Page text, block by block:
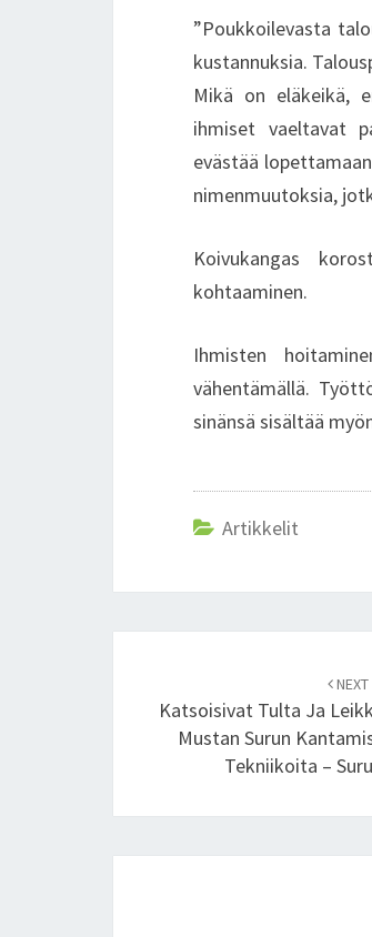
”Poukkoilevasta
kustannuksia.
Mikä on eläkeikä,
ihmiset vaeltavat
evästää
nimenmuutoksia,
Koivukangas
kohtaaminen.
Ihmisten
vähentämällä.
sinänsä sisältää
Artikkelit
navigation
NEXT
Katsoisivat Tulta Ja
Mustan Surun
Tekniikoita –